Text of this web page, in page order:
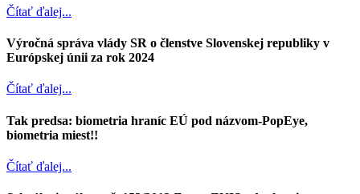
Čítať ďalej...
Výročná správa vlády SR o členstve Slovenskej republiky v
Európskej únii za rok 2024
Čítať ďalej...
Tak predsa: biometria hraníc EÚ pod názvom-PopEye,
biometria miest!!
Čítať ďalej...